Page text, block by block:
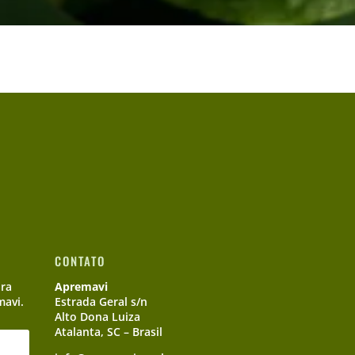
CONTATO
Apremavi
Estrada Geral s/n
Alto Dona Luiza
Atalanta, SC – Brasil